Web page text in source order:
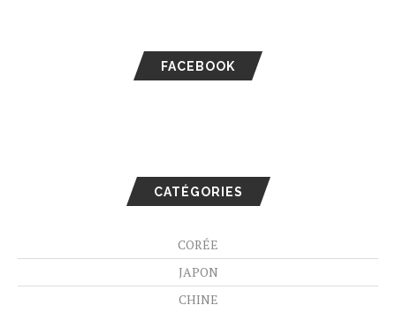
FACEBOOK
CATÉGORIES
CORÉE
JAPON
CHINE